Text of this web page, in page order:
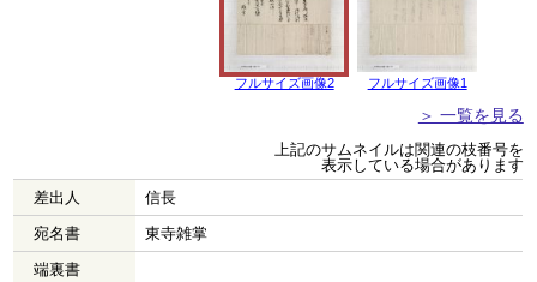
フルサイズ画像2 フルサイズ画像1
＞ 一覧を見る
上記のサムネイルは関連の枝番号を
表示している場合があります
差出人
信長
宛名書
東寺雑掌
端裏書